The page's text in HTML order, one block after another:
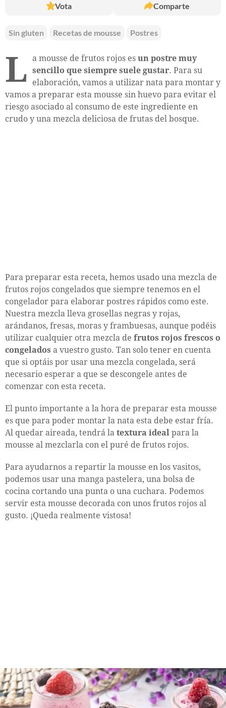
Vota Comparte
Sin gluten Recetas de mousse Postres
L a mousse de frutos rojos es un postre muy
sencillo que siempre suele gustar. Para su
elaboración, vamos a utilizar nata para montar y
vamos a preparar esta mousse sin huevo para evitar el
riesgo asociado al consumo de este ingrediente en
crudo y una mezcla deliciosa de frutas del bosque.
Para preparar esta receta, hemos usado una mezcla de
frutos rojos congelados que siempre tenemos en el
congelador para elaborar postres rápidos como este.
Nuestra mezcla lleva grosellas negras y rojas,
arándanos, fresas, moras y frambuesas, aunque podéis
utilizar cualquier otra mezcla de frutos rojos frescos o
congelados a vuestro gusto. Tan solo tener en cuenta
que si optáis por usar una mezcla congelada, será
necesario esperar a que se descongele antes de
comenzar con esta receta.
El punto importante a la hora de preparar esta mousse
es que para poder montar la nata esta debe estar fría.
Al quedar aireada, tendrá la textura ideal para la
mousse al mezclarla con el puré de frutos rojos.
Para ayudarnos a repartir la mousse en los vasitos,
podemos usar una manga pastelera, una bolsa de
cocina cortando una punta o una cuchara. Podemos
servir esta mousse decorada con unos frutos rojos al
gusto. ¡Queda realmente vistosa!